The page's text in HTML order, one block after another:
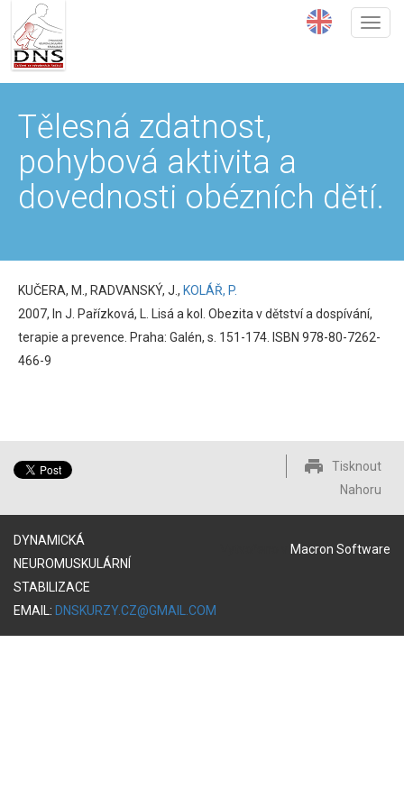
hlavnímu
obsahu
Tělesná zdatnost,
pohybová aktivita a
dovednosti obézních dětí.
KUČERA, M., RADVANSKÝ, J., KOLÁŘ, P.
2007, In J. Pařízková, L. Lisá a kol. Obezita v dětství a dospívání,
terapie a prevence. Praha: Galén, s. 151-174. ISBN 978-80-7262-
466-9
Tisknout
Nahoru
DYNAMICKÁ
NEUROMUSKULÁRNÍ
STABILIZACE
EMAIL: DNSKURZY.CZ@GMAIL.COM
Macron Software